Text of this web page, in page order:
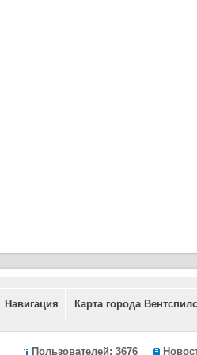
Навигация Карта города Вентспилс
Пользователей: 3676